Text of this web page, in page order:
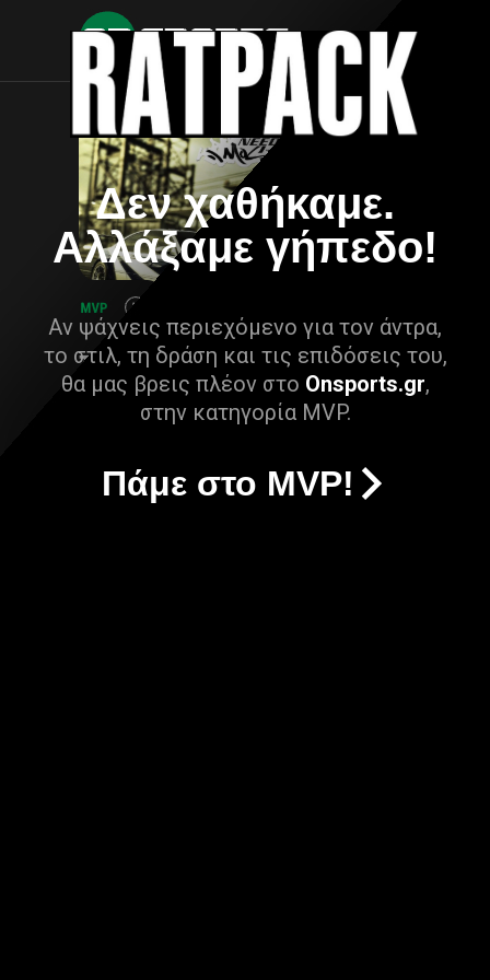
Δεν χαθήκαμε.
Αλλάξαμε γήπεδο!
Αν ψάχνεις περιεχόμενο για τον άντρα,
το στιλ, τη δράση και τις επιδόσεις του,
θα μας βρεις πλέον στο Onsports.gr,
στην κατηγορία MVP.
Πάμε στο MVP!